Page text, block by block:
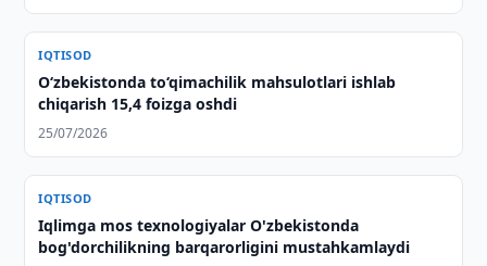
IQTISOD
O‘zbekistonda to‘qimachilik mahsulotlari ishlab
chiqarish 15,4 foizga oshdi
25/07/2026
IQTISOD
Iqlimga mos texnologiyalar O'zbekistonda
bog'dorchilikning barqarorligini mustahkamlaydi